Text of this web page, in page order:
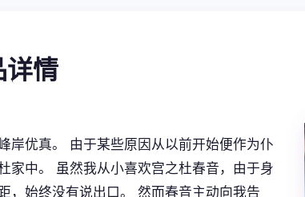
详情
岸优真。 由于某些原因从以前开始便作为仆
家中。 虽然我从小喜欢宫之杜春音，由于身
，始终没有说出口。 然而春音主动向我告